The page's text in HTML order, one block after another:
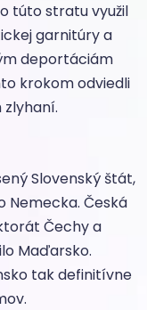
túto stratu využil
garnitúry a
deportáciám
krokom odviedli
Slovenský štát,
Nemecka. Česká
Čechy a
Maďarsko.
tak definitívne